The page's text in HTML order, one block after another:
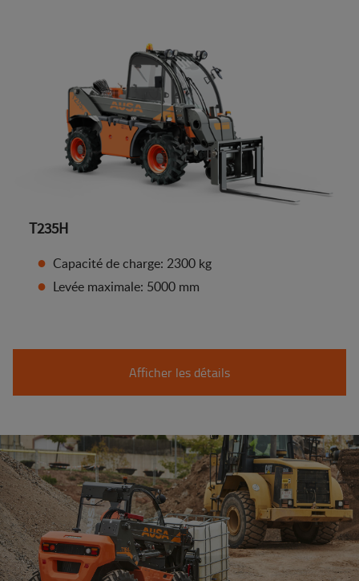
T235H
Capacité de charge: 2300 kg
Levée maximale: 5000 mm
Afficher les détails